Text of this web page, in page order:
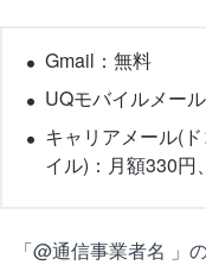
Gmail：無料
UQモバイルメー
キャリアメール(
イル)：月額330円
「@通信事業者名 」